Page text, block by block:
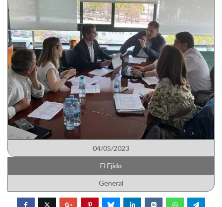
04/05/2023
El Ejido
General